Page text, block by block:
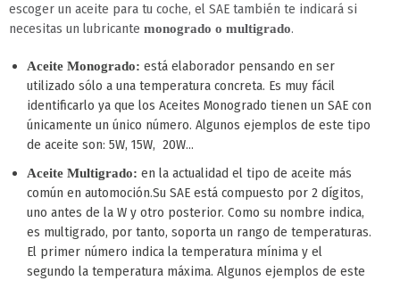
escoger un aceite para tu coche, el SAE también te indicará si
necesitas un lubricante monogrado o multigrado.
Aceite Monogrado: está elaborador pensando en ser
utilizado sólo a una temperatura concreta. Es muy fácil
identificarlo ya que los Aceites Monogrado tienen un SAE con
únicamente un único número. Algunos ejemplos de este tipo
de aceite son: 5W, 15W, 20W…
Aceite Multigrado: en la actualidad el tipo de aceite más
común en automoción.Su SAE está compuesto por 2 dígitos,
uno antes de la W y otro posterior. Como su nombre indica,
es multigrado, por tanto, soporta un rango de temperaturas.
El primer número indica la temperatura mínima y el
segundo la temperatura máxima. Algunos ejemplos de este